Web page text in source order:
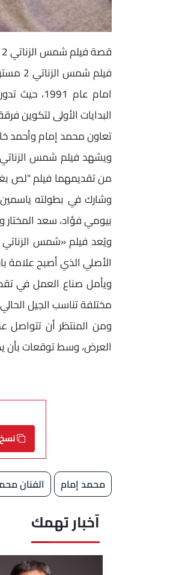
قصة فيلم شمس الزناتي 2
البدايات الأولى لتكوين
تعاون محمد إمام وأحمد
ويشهد فيلم شمس
وشارك في بطولته
بيومي فؤاد، سعد
الأصلي الذي أصبح علامة
ويأمل صناع العمل في
مختلفة تناسب الجيل
ومن المنتظر أن تتواصل
العرض، وسط توقعات بأن
نسخ الرابط المقال
محمد إمام الفنان
آخبار تهمك